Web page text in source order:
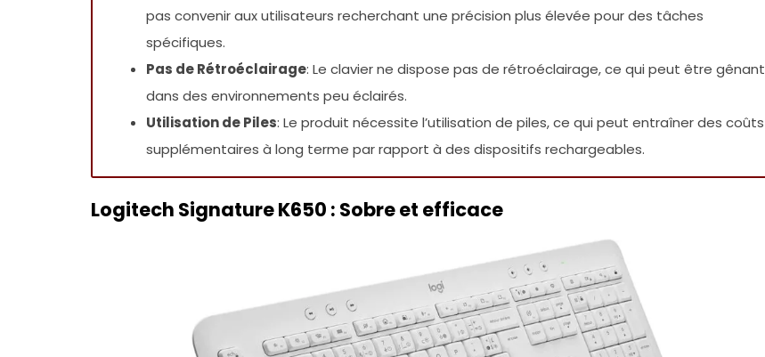
pas convenir aux utilisateurs recherchant une précision plus élevée pour des tâches
spécifiques.
Pas de Rétroéclairage: Le clavier ne dispose pas de rétroéclairage, ce qui peut être gênant
dans des environnements peu éclairés.
Utilisation de Piles: Le produit nécessite l’utilisation de piles, ce qui peut entraîner des coûts
supplémentaires à long terme par rapport à des dispositifs rechargeables.
Logitech Signature K650 : Sobre et efficace